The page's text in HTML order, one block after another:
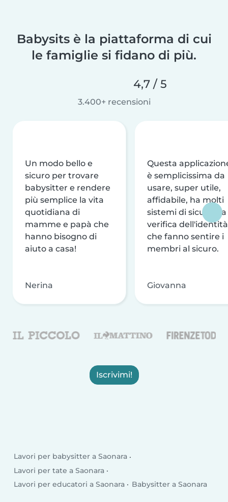
Babysits è la piattaforma di cui
le famiglie si fidano di più.
4,7 / 5
3.400+ recensioni
Un modo bello e
sicuro per trovare
babysitter e rendere
più semplice la vita
quotidiana di
mamme e papà che
hanno bisogno di
aiuto a casa!
Nerina
Questa
è semplicissima da
usare, super utile,
affidabile, ha molti
sistemi di sicurezza
verifica dell'identità
che fanno sentire i
membri al sicuro.
Giovanna
Iscrivimi!
Lavori per babysitter a Saonara
Lavori per tate a Saonara
Lavori per educatori a Saonara
Babysitter a Saonara